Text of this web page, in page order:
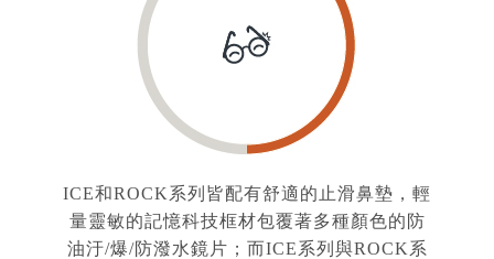
ICE和ROCK系列皆配有舒適的止滑鼻墊，輕
量靈敏的記憶科技框材包覆著多種顏色的防
油汙/爆/防潑水鏡片；而ICE系列與ROCK系